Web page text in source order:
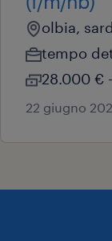
olbia,
tempo
28.000 €
22 giugno